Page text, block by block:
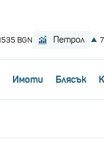
Имоти Блясък